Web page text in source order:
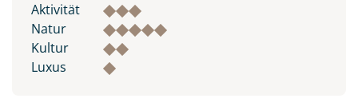
Aktivität
Natur
Kultur
Luxus